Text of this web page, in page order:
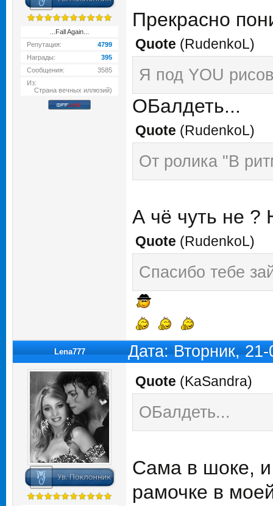
...Fall Again...
Репутация:
4799
Награды:
395
Сообщения:
3585
Из:
Страна вечных иллюзий)
Прекрасно
Quote (RudenkoL)
Я под YOU
ОБалдеть...
Quote (RudenkoL)
От ролика "В
А чё чуть не ?
Quote (RudenkoL)
Спасибо тебе
Lena777 Дата: Вторник,
Quote (KaSandra)
ОБалдеть...
Сама в шоке, и
рамочке в